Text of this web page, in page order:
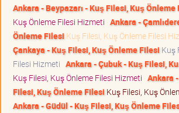
Ankara - Beypazarı - Kuş Filesi, Kuş Önleme
Kuş Önleme Filesi Hizmeti Ankara -
Önleme Filesi Kuş Filesi, Kuş Önleme Filesi
Çankaya - Kuş Filesi, Kuş Önleme Filesi Kuş
Filesi Hizmeti Ankara - Çubuk - Kuş Filesi,
Kuş Filesi, Kuş Önleme Filesi Hizmeti Ankara
Filesi, Kuş Önleme Filesi Kuş Filesi, Kuş
Ankara - Güdül - Kuş Filesi, Kuş Önleme